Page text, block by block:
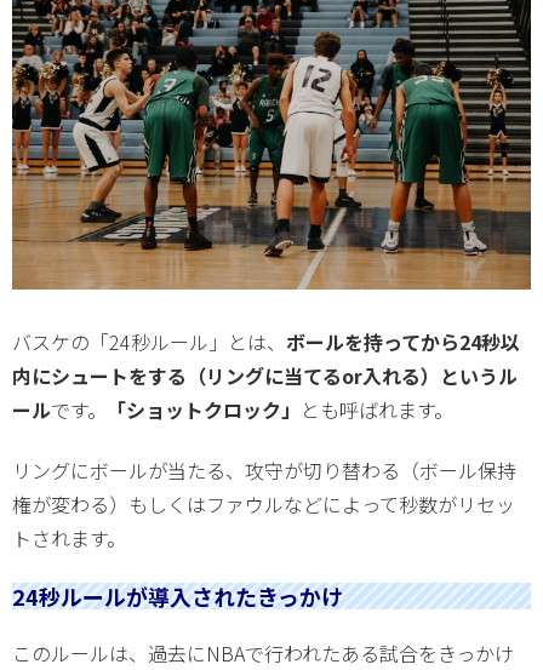
バスケの「24秒ルール」とは、 ボールを持ってから24秒以
内にシュートをする（リングに当てるor入れる）というル
ールです。 「ショットクロック」 とも呼ばれます。
リングにボールが当たる、攻守が切り替わる（ボール保持
権が変わる）もしくはファウルなどによって秒数がリセッ
トされます。
24秒ルールが導入されたきっかけ
このルールは、過去にNBAで行われたある試合をきっかけ